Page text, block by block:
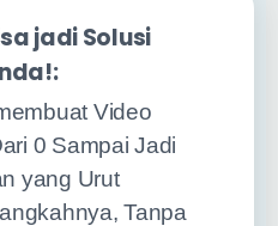
jadi Solusi
Video
0 Sampai Jadi
yang Urut
Tanpa